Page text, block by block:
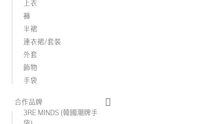
上衣
褲
半裙
連衣裙/套裝
外套
飾物
手袋
合作品牌
3RE MINDS (韓國潮牌手